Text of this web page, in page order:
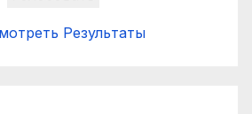
Результаты